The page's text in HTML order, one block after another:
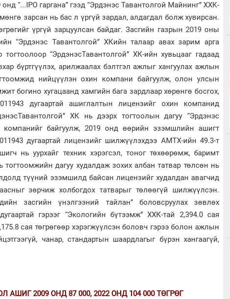
“...IPO гаргана” гээд “Эрдэнэс Тавантолгой Майнинг” ХХК-
зарсан нь бас л үргүй зардал, алдагдал болж хувирсан.
үргүй зарцуулсан байдаг. Засгийн газрын 2019 оны
“Эрдэнэс Тавантолгой” ХКийн талаар авах зарим арга
тогтоолоор “ЭрдэнэсТавантолгой” ХК-ийн хувьцааг гадаад
бүртгүүлэх, арилжаалах бэлтгэл ажлыг хангуулах ажлын
нийцүүлэн охин компани байгуулж, олон улсын
богино хугацаанд хамгийн бага зардлаар хөрөнгө босгох,
дугаартай ашиглалтын лицензийг охин компанид
ХК нь дээрх тогтоолын дагуу “Эрдэнэс
компанийг байгуулж, 2019 онд өөрийн эзэмшлийн ашигт
дугаартай лицензийг шилжүүлэхдээ АМТХ-ийн 49.3-т
нь уурхайг техник хэрэгсэл, тоног төхөөрөмж, баримт
тогтоомжийн дагуу худалдаж зохих албан татвар төлсөн нь
түүний эзэмшилд байсан лицензийг худалдан авагчид
зөрчиж холбогдох татварыг төлөөгүй шилжүүлсэн.
засгийн үнэлгээний тайлан” боловсруулах зөвлөх
гэрээг “Экологийн бүтээмж” ХХК-тай 2,394.0 сая
сая төгрөгөөр хэрэгжүүлсэн боловч гэрээ болон ажлын
чанар, стандартын шаардлагыг бүрэн хангаагүй,
АШИГ 2009 ОНД 87 000, 2022 ОНД 104 000 ТӨГРӨГ